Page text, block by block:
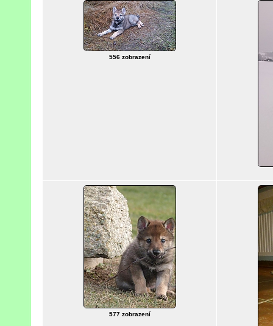
556 zobrazení
577 zobrazení